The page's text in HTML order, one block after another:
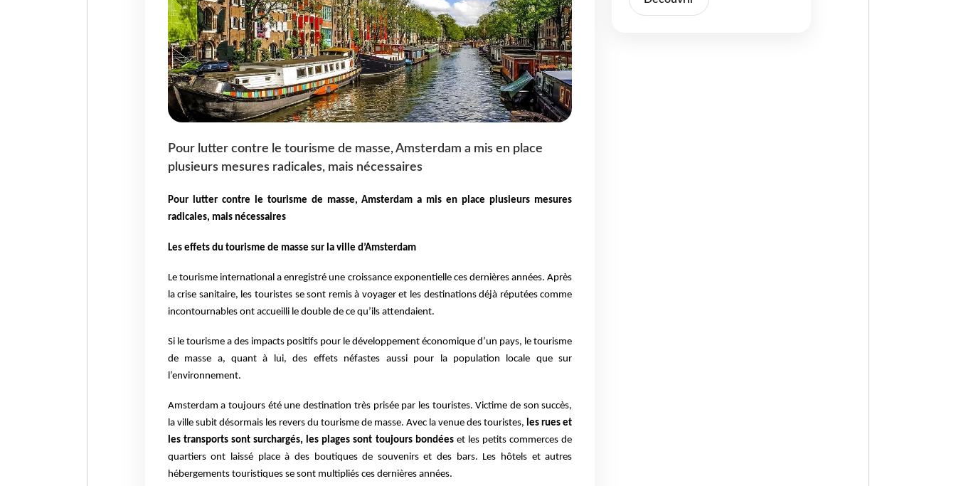
Pour lutter contre le tourisme de masse, Amsterdam a mis en place
plusieurs mesures radicales, mais nécessaires
Pour lutter contre le tourisme de masse, Amsterdam a mis en place plusieurs mesures
radicales, mais nécessaires
Les effets du tourisme de masse sur la ville d’Amsterdam
Le tourisme international a enregistré une croissance exponentielle ces dernières années. Après
la crise sanitaire, les touristes se sont remis à voyager et les destinations déjà réputées comme
incontournables ont accueilli le double de ce qu’ils attendaient.
Si le tourisme a des impacts positifs pour le développement économique d’un pays, le tourisme
de masse a, quant à lui, des effets néfastes aussi pour la population locale que sur
l’environnement.
Amsterdam a toujours été une destination très prisée par les touristes. Victime de son succès,
la ville subit désormais les revers du tourisme de masse. Avec la venue des touristes, les rues et
les transports sont surchargés, les plages sont toujours bondéeset les petits commerces de
quartiers ont laissé place à des boutiques de souvenirs et des bars. Les hôtels et autres
hébergements touristiques se sont multipliés ces dernières années.